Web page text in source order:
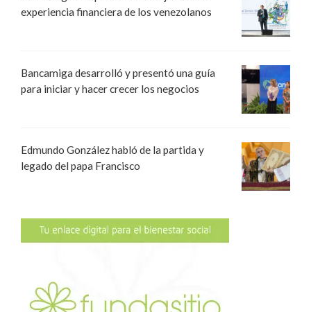
experiencia financiera de los venezolanos
Bancamiga desarrolló y presentó una guía
para iniciar y hacer crecer los negocios
Edmundo González habló de la partida y
legado del papa Francisco